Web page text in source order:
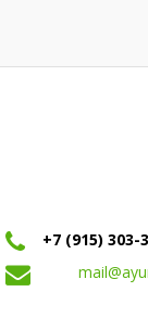
+7 (915)